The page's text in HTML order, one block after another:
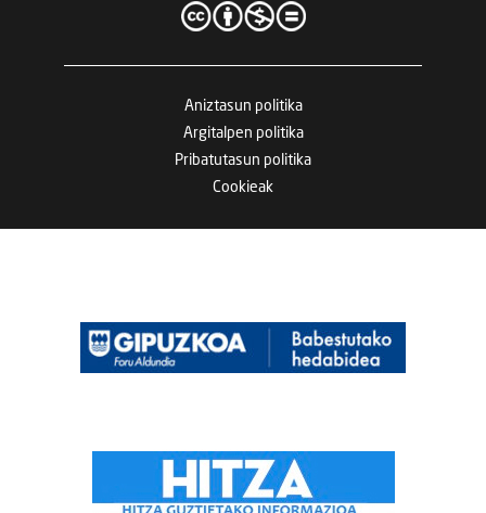
Aniztasun politika
Argitalpen politika
Pribatutasun politika
Cookieak